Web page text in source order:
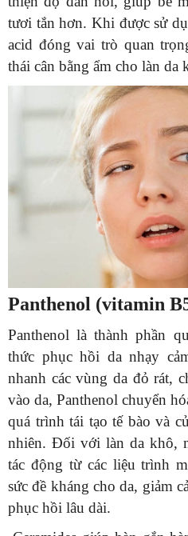
tươi tắn hơn. Khi được sử
acid đóng vai trò quan
thái cân bằng ẩm cho làn da
Panthenol (vitamin
Panthenol là thành phần
thức phục hồi da nhạy
nhanh các vùng da đỏ rát,
vào da, Panthenol chuyển
quá trình tái tạo tế bào và
nhiên. Đối với làn da khô,
tác động từ các liệu trình
sức đề kháng cho da, giảm
phục hồi lâu dài.